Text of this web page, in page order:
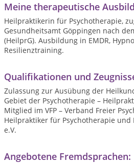
Meine therapeutische
Heilpraktikerin für Psychotherapie,
Gesundheitsamt Göppingen nach
(HeilprG). Ausbildung in EMDR,
Resilienztraining.
Qualifikationen und
Zulassung zur Ausübung der
Gebiet der Psychotherapie –
Mitglied im VFP – Verband Freier
Heilpraktiker für Psychotherapie und
e.V.
Angebotene Fremdsprachen: